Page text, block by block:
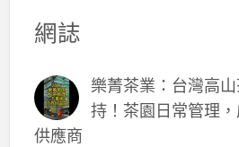
網誌
樂菁茶業：台灣高
持！茶園日常管理
供應商